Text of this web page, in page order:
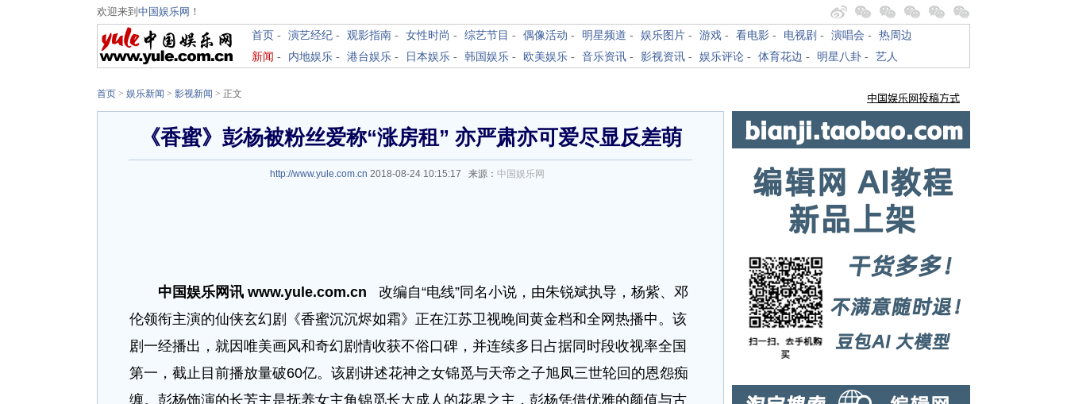
欢迎来到 中国娱乐网 ！
首页 - 演艺经纪 - 观影指南 - 女性时尚 - 综艺节目 - 偶像活动 - 明星频道 - 娱乐图片 - 游戏 - 看电影 - 电视剧 - 演唱会 - 热周边
新闻 - 内地娱乐 - 港台娱乐 - 日本娱乐 - 韩国娱乐 - 欧美娱乐 - 音乐资讯 - 影视资讯 - 娱乐评论 - 体育花边 - 明星八卦 - 艺人
首页 > 娱乐新闻 > 影视新闻 > 正文
《香蜜》彭杨被粉丝爱称“涨房租” 亦严肃亦可爱尽显反差萌
http://www.yule.com.cn 2018-08-24 10:15:17 来源： 中国娱乐网
中国娱乐网讯 www.yule.com.cn 改编自“电线”同名小说，由朱锐斌执导，杨紫、邓
伦领衔主演的仙侠玄幻剧《香蜜沉沉烬如霜》正在江苏卫视晚间黄金档和全网热播中。该
剧一经播出，就因唯美画风和奇幻剧情收获不俗口碑，并连续多日占据同时段收视率全国
第一，截止目前播放量破60亿。该剧讲述花神之女锦觅与天帝之子旭凤三世轮回的恩怨痴
缠。彭杨饰演的长芳主是抚养女主角锦觅长大成人的花界之主，彭杨凭借优雅的颜值与古